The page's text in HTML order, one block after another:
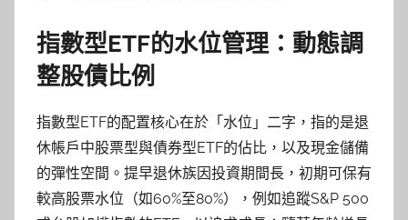
指數型ETF的水位管理：動態調
整股債比例
指數型ETF的配置核心在於「水位」二字，指的是退
休帳戶中股票型與債券型ETF的佔比，以及現金儲備
的彈性空間。提早退休族因投資期間長，初期可保有
較高股票水位（如60%至80%），例如追蹤S&P 500